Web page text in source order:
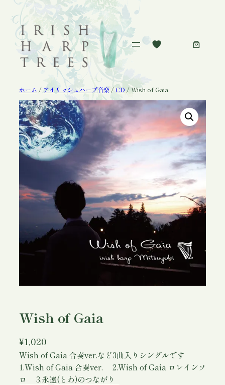
容
ホーム /アイリッシュハープ音楽 /CD / Wish of Gaia
Wish of Gaia
¥1,020
Wish of Gaia 合奏ver.など3曲入りシングルです
1.Wish of Gaia 合奏ver. 2.Wish of Gaia ロレインソ
ロ 3.永遠(とわ)のつながり